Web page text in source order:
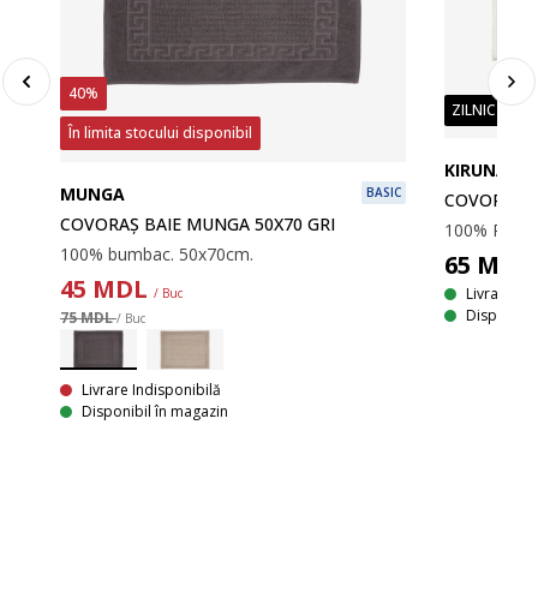
40%
În limita stocului disponibil
MUNGA BASIC
COVORAȘ BAIE MUNGA 50X70 GRI
100% bumbac. 50x70cm.
45 MDL / Buc
75 MDL/ Buc
Livrare Indisponibilă
Disponibil în magazin
ZILNIC PREȚ
KIRUNA
COVORAȘ
65 MDL
Livrare
Disponibil